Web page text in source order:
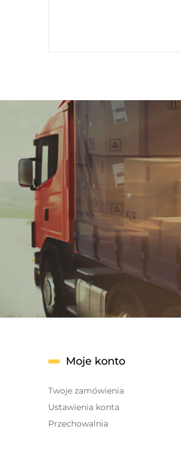
Moje konto
Twoje zamówienia
Ustawienia konta
Przechowalnia